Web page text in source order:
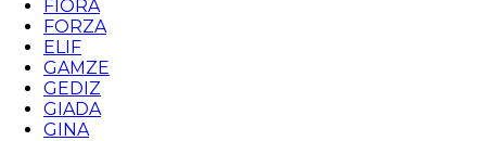
FIORA
FORZA
ELIF
GAMZE
GEDIZ
GIADA
GINA